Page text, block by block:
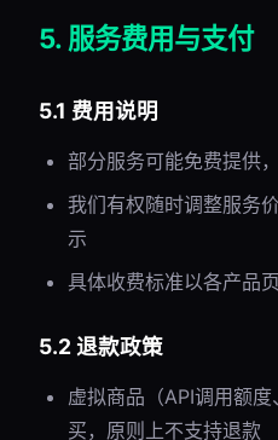
5. 服务费用与支付
5.1 费用说明
部分服务可能免费提供
我们有权随时调整服务
示
具体收费标准以各产品
5.2 退款政策
虚拟商品（API调用额
买，原则上不支持退款